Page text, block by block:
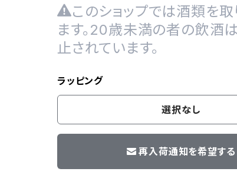
このショップでは酒類を取
ます。20歳未満の者の飲酒
止されています。
ラッピング
選択なし
再入荷通知を希望する